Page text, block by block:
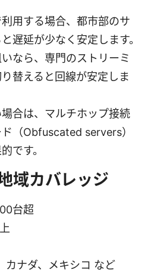
用する場合、都市部のサ
遅延が少なく安定します。
なら、専門のストリーミ
替えると回線が安定しま
合は、マルチホップ接続
（Obfuscated servers）
です。
域カバレッジ
台超
カナダ、メキシコ など